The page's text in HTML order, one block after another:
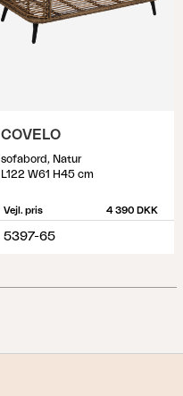
COVELO
sofabord, Natur
L122 W61 H45 cm
Vejl. pris 4 390 DKK
5397-65